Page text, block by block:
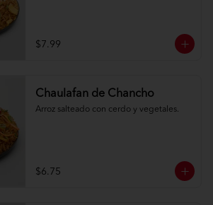
$7.99
Chaulafan de Chancho
Arroz salteado con cerdo y vegetales.
$6.75